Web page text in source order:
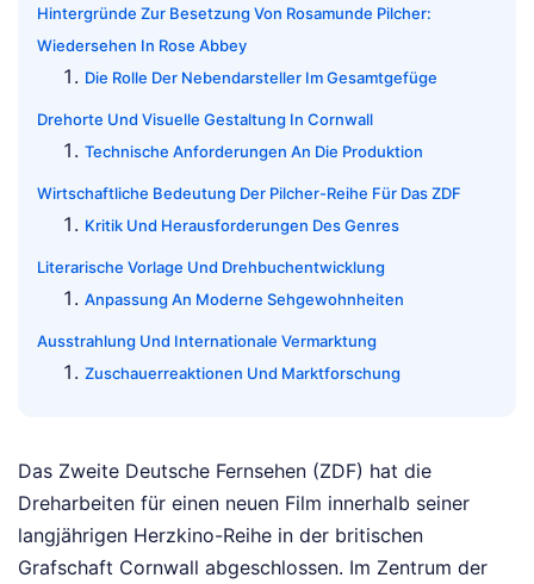
Hintergründe Zur Besetzung Von Rosamunde Pilcher:
Wiedersehen In Rose Abbey
Die Rolle Der Nebendarsteller Im Gesamtgefüge
Drehorte Und Visuelle Gestaltung In Cornwall
Technische Anforderungen An Die Produktion
Wirtschaftliche Bedeutung Der Pilcher-Reihe Für Das ZDF
Kritik Und Herausforderungen Des Genres
Literarische Vorlage Und Drehbuchentwicklung
Anpassung An Moderne Sehgewohnheiten
Ausstrahlung Und Internationale Vermarktung
Zuschauerreaktionen Und Marktforschung
Das Zweite Deutsche Fernsehen (ZDF) hat die
Dreharbeiten für einen neuen Film innerhalb seiner
langjährigen Herzkino-Reihe in der britischen
Grafschaft Cornwall abgeschlossen. Im Zentrum der